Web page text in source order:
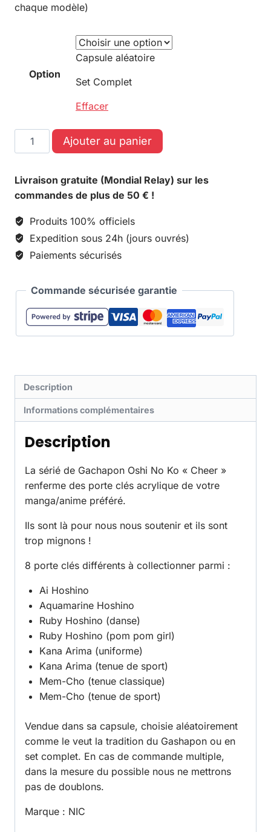
chaque modèle)
Option
Capsule aléatoire
Set Complet
Effacer
Ajouter au panier
Livraison gratuite (Mondial Relay) sur les
commandes de plus de 50 € !
Produits 100% officiels
Expedition sous 24h (jours ouvrés)
Paiements sécurisés
Commande sécurisée garantie
Description
Informations complémentaires
Description
La sérié de Gachapon Oshi No Ko « Cheer »
renferme des porte clés acrylique de votre
manga/anime préféré.
Ils sont là pour nous nous soutenir et ils sont
trop mignons !
8 porte clés différents à collectionner parmi :
Ai Hoshino
Aquamarine Hoshino
Ruby Hoshino (danse)
Ruby Hoshino (pom pom girl)
Kana Arima (uniforme)
Kana Arima (tenue de sport)
Mem-Cho (tenue classique)
Mem-Cho (tenue de sport)
Vendue dans sa capsule, choisie aléatoirement
comme le veut la tradition du Gashapon ou en
set complet. En cas de commande multiple,
dans la mesure du possible nous ne mettrons
pas de doublons.
Marque : NIC